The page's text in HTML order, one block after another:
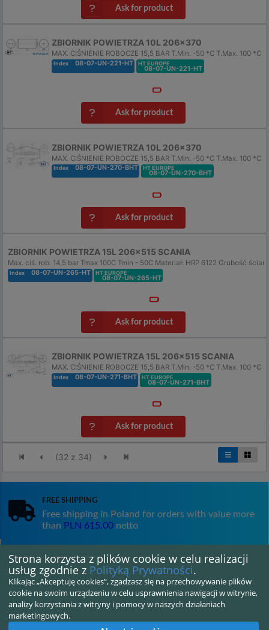
Strona korzysta z plików cookie w celu realizacji
usług zgodnie z Polityką Prywatności.
Klikając „Akceptuję cookies”, zgadzasz się na przechowywanie plików
cookie na swoim urządzeniu w celu usprawnienia nawigacji w witrynie,
analizy korzystania z witryny i pomocy w naszych działaniach
marketingowych.
Ask for product
ZBIORNIK POWIETRZA 10L 206x370
MAX. CIŚNIENIE ROBOCZE 15,5 BAR T.Min. -50 *C T.Max. 100 *C
Index 08-07-UN-221-HT HT EUROPE
08-07-UN-221-HT
Ask for product
ZBIORNIK POWIETRZA 10L 206x370
MAX. CIŚNIENIE ROBOCZE 15,5 BAR T.Min. -50 *C T.Max. 100 *C
Index 08-07-UN-270-BHT HT EUROPE
08-07-UN-270-BHT
Ask for product
ZBIORNIK POWIETRZA 15L 206x515 SCANIA
Max. ciś. rob. 14,5 bar Tmax 100C Tmin - 50C Materiał: HRP 6122 Grubość
Index 08-07-UN-265-HT HT EUROPE
08-07-UN-265-HT
Ask for product
ZBIORNIK POWIETRZA 15L 206x515 SCANIA
MAX. CIŚNIENIE ROBOCZE 15,5 BAR T.Min. -50 *C T.Max. 100 *C
Index 08-07-UN-271-BHT HT EUROPE
08-07-UN-271-BHT
Ask for product
(32 z 34)
Free shipping
Free shipping in Poland for orders with value more
than PLN 615.00netto
Satisfaction guarantee
14 days for returning goods
Shipping in 24H